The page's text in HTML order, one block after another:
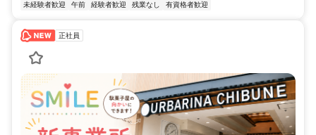
未経験者歓迎
午前 経験者歓迎 残業なし 有資格者歓迎
正社員